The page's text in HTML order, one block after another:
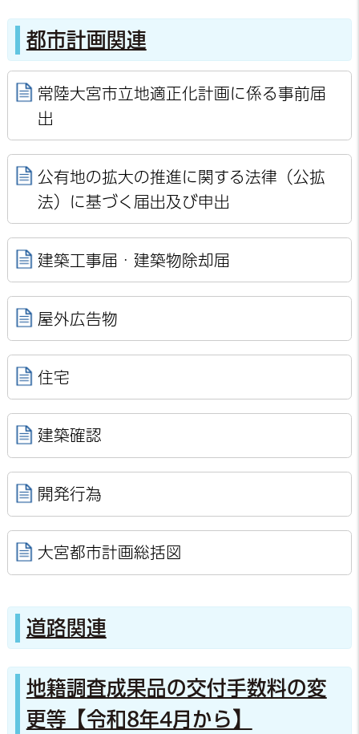
都市計画関連
常陸大宮市立地適正化計画に係る事前届
出
公有地の拡大の推進に関する法律（公拡
法）に基づく届出及び申出
建築工事届・建築物除却届
屋外広告物
住宅
建築確認
開発行為
大宮都市計画総括図
道路関連
地籍調査成果品の交付手数料の変
更等【令和8年4月から】